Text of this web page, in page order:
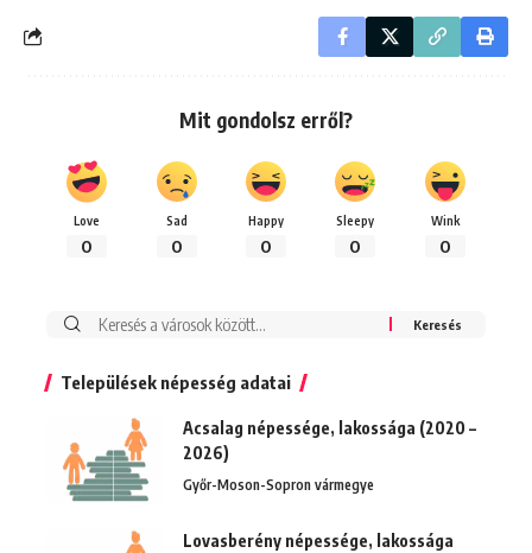
Mit gondolsz erről?
Love
0
Sad
0
Happy
0
Sleepy
0
Wink
0
Keresés:
Települések népesség adatai
Acsalag népessége, lakossága (2020 –
2026)
Győr-Moson-Sopron vármegye
Lovasberény népessége, lakossága